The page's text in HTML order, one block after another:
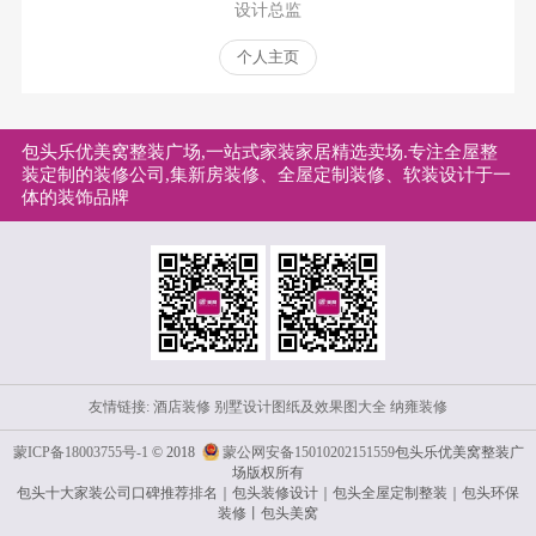
设计总监
个人主页
包头乐优美窝整装广场,一站式家装家居精选卖场.专注全屋整
装定制的装修公司,集新房装修、全屋定制装修、软装设计于一
体的装饰品牌
友情链接: 酒店装修 别墅设计图纸及效果图大全 纳雍装修
蒙ICP备18003755号-1 © 2018 蒙公网安备15010202151559包头乐优美窝整装广
场版权所有
包头十大家装公司口碑推荐排名｜包头装修设计｜包头全屋定制整装｜包头环保
装修丨包头美窝